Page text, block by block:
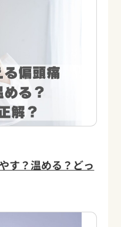
す？温める？どっ